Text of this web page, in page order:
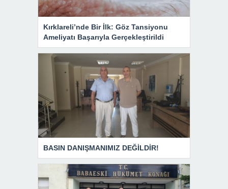
Kırklareli’nde Bir İlk: Göz Tansiyonu
Ameliyatı Başarıyla Gerçekleştirildi
BASIN DANIŞMANIMIZ DEĞİLDİR!